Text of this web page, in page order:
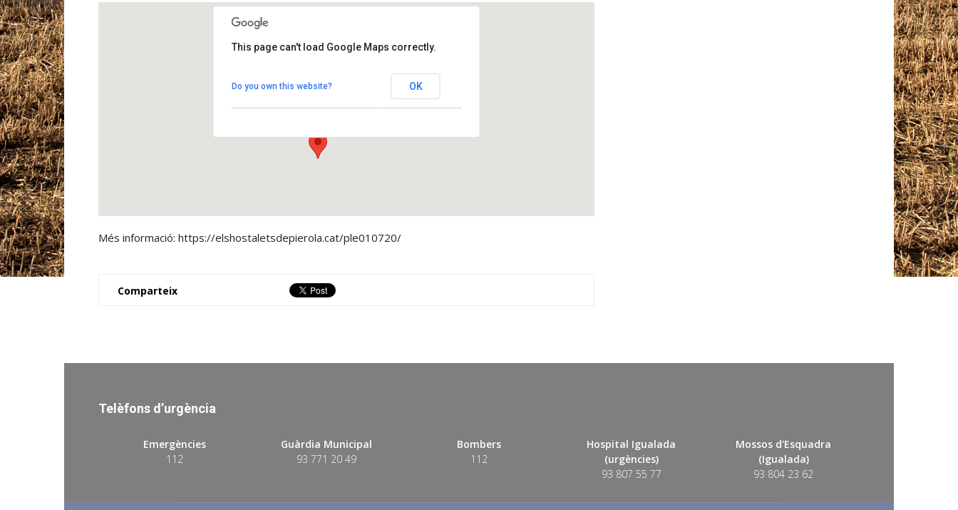
Plaça Cal Figueres 1 - Hostalets de Pierola
View Events
This page can't load Google Maps correctly.
Do you own this website? OK
Més informació: https://elshostaletsdepierola.cat/ple010720/
Comparteix
Telèfons d’urgència
Emergències
112
Guàrdia Municipal
93 771 20 49
Bombers
112
Hospital Igualada
(urgències)
93 807 55 77
Mossos d'Esquadra
(Igualada)
93 804 23 62